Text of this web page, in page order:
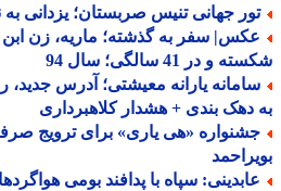
جهانی تنیس صربستان؛ یزدانی به
سفر به گذشته؛ ماریه، زن ابن حر
و در 41 سالگی؛ سال 94
یارانه معیشتی؛ آدرس جدید،
دهک بندی + هشدار کلاهبرداری
«هی یاری» برای ترویج صرفه
سپاه با پدافند بومی